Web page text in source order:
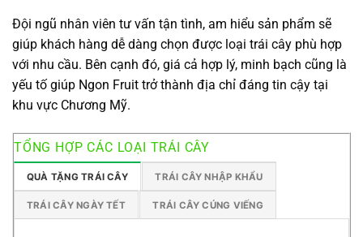
Đội ngũ nhân viên tư vấn tận tình, am hiểu sản phẩm sẽ
giúp khách hàng dễ dàng chọn được loại trái cây phù hợp
với nhu cầu. Bên cạnh đó, giá cả hợp lý, minh bạch cũng là
yếu tố giúp Ngon Fruit trở thành địa chỉ đáng tin cậy tại
khu vực Chương Mỹ.
TỔNG HỢP CÁC LOẠI TRÁI CÂY
QUÀ TẶNG TRÁI CÂY TRÁI CÂY NHẬP KHẨU
TRÁI CÂY NGÀY TẾT TRÁI CÂY CÚNG VIẾNG